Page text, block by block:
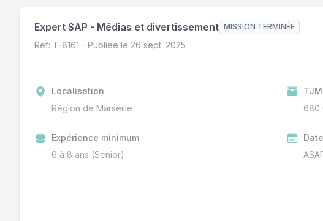
Expert SAP - Médias et divertissement MISSION TERMINÉE
Ref: T-8161 - Publiée le 26 sept. 2025
Localisation
Région de Marseille
TJM
680
Expérience minimum
6 à 8 ans (Senior)